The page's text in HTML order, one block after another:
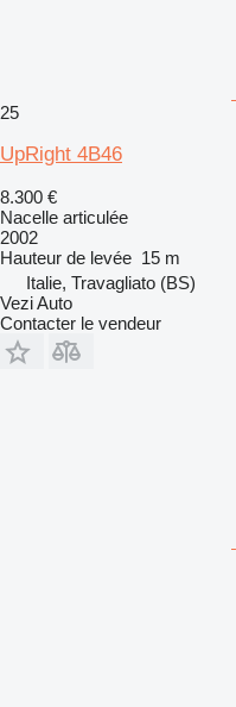
25
UpRight 4B46
8.300 €
Nacelle articulée
2002
Hauteur de levée 15 m
Italie, Travagliato (BS)
Vezi Auto
Contacter le vendeur